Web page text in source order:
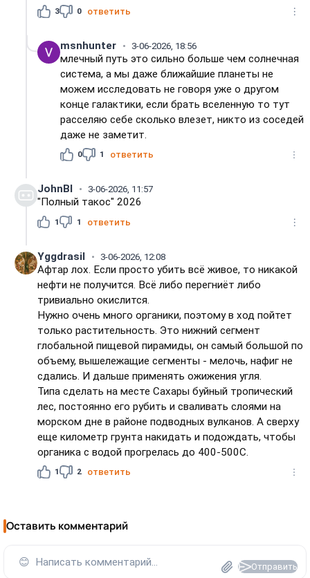
3 0 ответить
msnhunter 3-06-2026, 18:56
млечный путь это сильно больше чем солнечная
система, а мы даже ближайшие планеты не
можем исследовать не говоря уже о другом
конце галактики, если брать вселенную то тут
расселяю себе сколько влезет, никто из соседей
даже не заметит.
0 1 ответить
JohnBI 3-06-2026, 11:57
"Полный такос" 2026
1 1 ответить
Yggdrasil 3-06-2026, 12:08
Афтар лох. Если просто убить всё живое, то никакой
нефти не получится. Всё либо перегниёт либо
тривиально окислится.
Нужно очень много органики, поэтому в ход пойтет
только растительность. Это нижний сегмент
глобальной пищевой пирамиды, он самый большой по
объему, вышележащие сегменты - мелочь, нафиг не
сдались. И дальше применять ожижения угля.
Типа сделать на месте Сахары буйный тропический
лес, постоянно его рубить и сваливать слоями на
морском дне в районе подводных вулканов. А сверху
еще километр грунта накидать и подождать, чтобы
органика с водой прогрелась до 400-500С.
1 2 ответить
Оставить комментарий
😊 Написать комментарий... Отправить